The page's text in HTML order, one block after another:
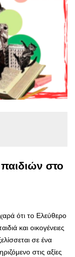
στο
ότι το Ελεύθερο
και οικογένειες
σε ένα
στις αξίες